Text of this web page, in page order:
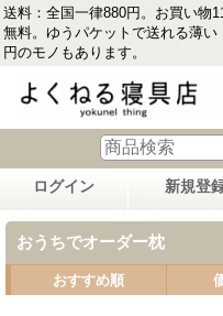
送料：全国一律880円。お買い物
無料。ゆうパケットで送れる薄
円のモノもあります。
ログイン 新規登
おうちでオーダー枕
おすすめ順